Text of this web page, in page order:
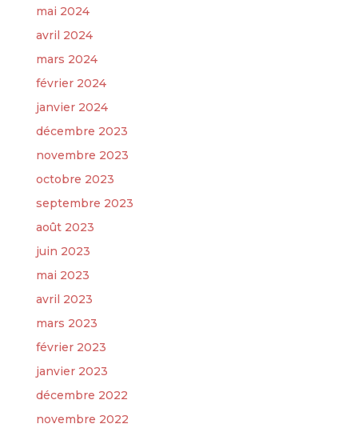
mai 2024
avril 2024
mars 2024
février 2024
janvier 2024
décembre 2023
novembre 2023
octobre 2023
septembre 2023
août 2023
juin 2023
mai 2023
avril 2023
mars 2023
février 2023
janvier 2023
décembre 2022
novembre 2022